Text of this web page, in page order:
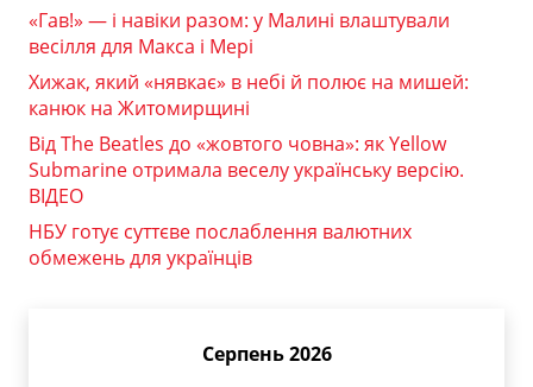
«Гав!» — і навіки разом: у Малині влаштували
весілля для Макса і Мері
Хижак, який «нявкає» в небі й полює на мишей:
канюк на Житомирщині
Від The Beatles до «жовтого човна»: як Yellow
Submarine отримала веселу українську версію.
ВІДЕО
НБУ готує суттєве послаблення валютних
обмежень для українців
Серпень 2026